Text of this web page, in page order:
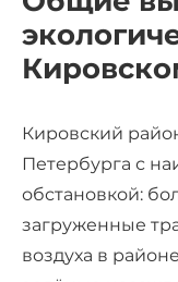
Кировский
Петербурга с
обстановкой:
загруженные
воздуха в